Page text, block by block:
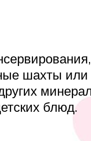
шахты
блюд.